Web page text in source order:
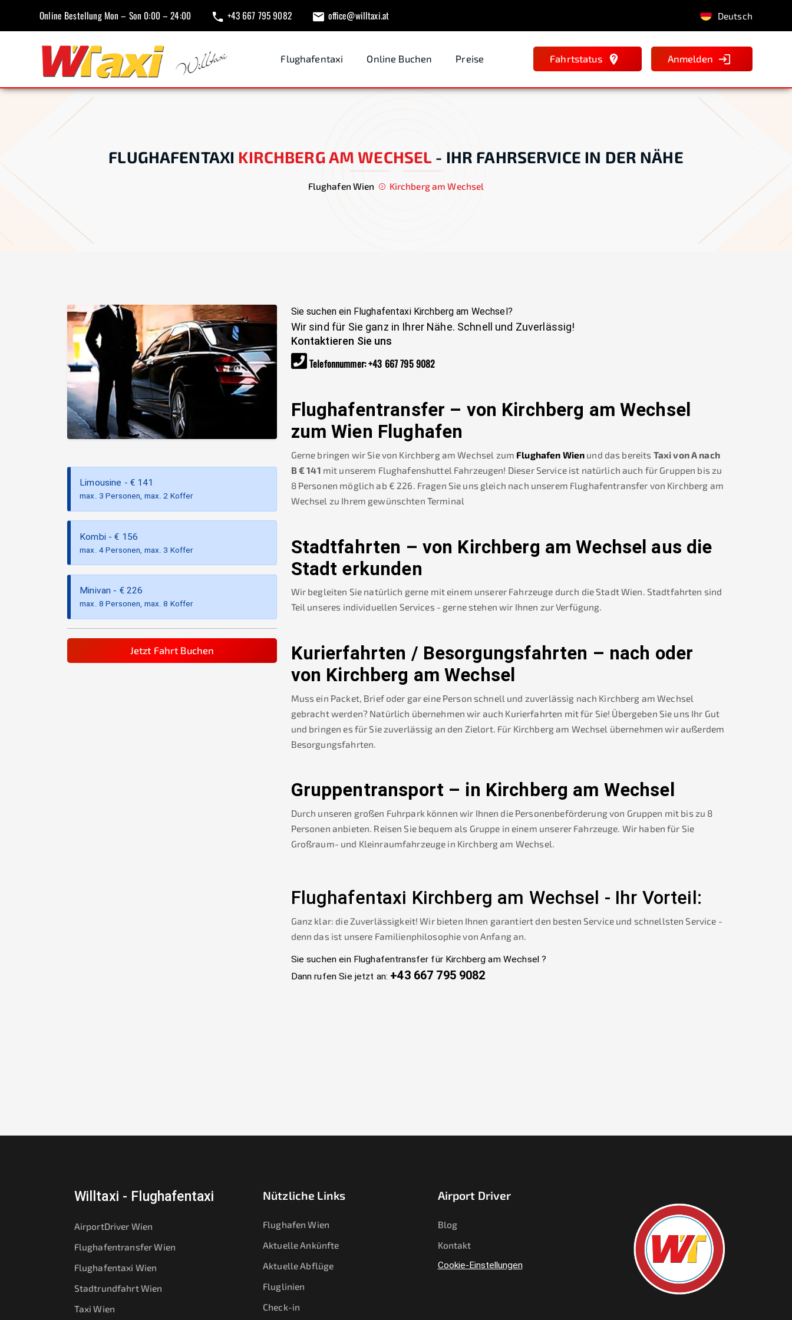
Online Bestellung Mon – Son 0:00 – 24:00 +43 667 795 9082 office@willtaxi.at Deutsch
Flughafentaxi Online Buchen Preise Fahrtstatus Anmelden
FLUGHAFENTAXI KIRCHBERG AM WECHSEL - IHR FAHRSERVICE IN DER NÄHE
Flughafen Wien Kirchberg am Wechsel
Limousine - € 141
max. 3 Personen, max. 2 Koffer
Kombi - € 156
max. 4 Personen, max. 3 Koffer
Minivan - € 226
max. 8 Personen, max. 8 Koffer
Jetzt Fahrt Buchen
Sie suchen ein Flughafentaxi Kirchberg am Wechsel?
Wir sind für Sie ganz in Ihrer Nähe. Schnell und Zuverlässig!
Kontaktieren Sie uns
Telefonnummer:+43 667 795 9082
Flughafentransfer – von Kirchberg am Wechsel
zum Wien Flughafen
Gerne bringen wir Sie von Kirchberg am Wechsel zum Flughafen Wien und das bereits Taxi von A nach
B€141 mit unserem Flughafenshuttel Fahrzeugen! Dieser Service ist natürlich auch für Gruppen bis zu
8 Personen möglich ab € 226. Fragen Sie uns gleich nach unserem Flughafentransfer von Kirchberg am
Wechsel zu Ihrem gewünschten Terminal
Stadtfahrten – von Kirchberg am Wechsel aus die
Stadt erkunden
Wir begleiten Sie natürlich gerne mit einem unserer Fahrzeuge durch die Stadt Wien. Stadtfahrten sind
Teil unseres individuellen Services - gerne stehen wir Ihnen zur Verfügung.
Kurierfahrten / Besorgungsfahrten – nach oder
von Kirchberg am Wechsel
Muss ein Packet, Brief oder gar eine Person schnell und zuverlässig nach Kirchberg am Wechsel
gebracht werden? Natürlich übernehmen wir auch Kurierfahrten mit für Sie! Übergeben Sie uns Ihr Gut
und bringen es für Sie zuverlässig an den Zielort. Für Kirchberg am Wechsel übernehmen wir außerdem
Besorgungsfahrten.
Gruppentransport – in Kirchberg am Wechsel
Durch unseren großen Fuhrpark können wir Ihnen die Personenbeförderung von Gruppen mit bis zu 8
Personen anbieten. Reisen Sie bequem als Gruppe in einem unserer Fahrzeuge. Wir haben für Sie
Großraum- und Kleinraumfahrzeuge in Kirchberg am Wechsel.
Flughafentaxi Kirchberg am Wechsel - Ihr Vorteil:
Ganz klar: die Zuverlässigkeit! Wir bieten Ihnen garantiert den besten Service und schnellsten Service -
denn das ist unsere Familienphilosophie von Anfang an.
Sie suchen ein Flughafentransfer für Kirchberg am Wechsel?
Dann rufen Sie jetzt an: +43 667 795 9082
Willtaxi - Flughafentaxi
AirportDriver Wien
Flughafentransfer Wien
Flughafentaxi Wien
Stadtrundfahrt Wien
Taxi Wien
Nützliche Links
Flughafen Wien
Aktuelle Ankünfte
Aktuelle Abflüge
Fluglinien
Check-in
Airport Driver
Blog
Kontakt
Cookie-Einstellungen